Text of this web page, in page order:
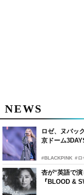
NEWS
ロゼ、ヌバッ
京ドーム
#BLACKPINK #ロ
杏が“英語で
『BLOOD &